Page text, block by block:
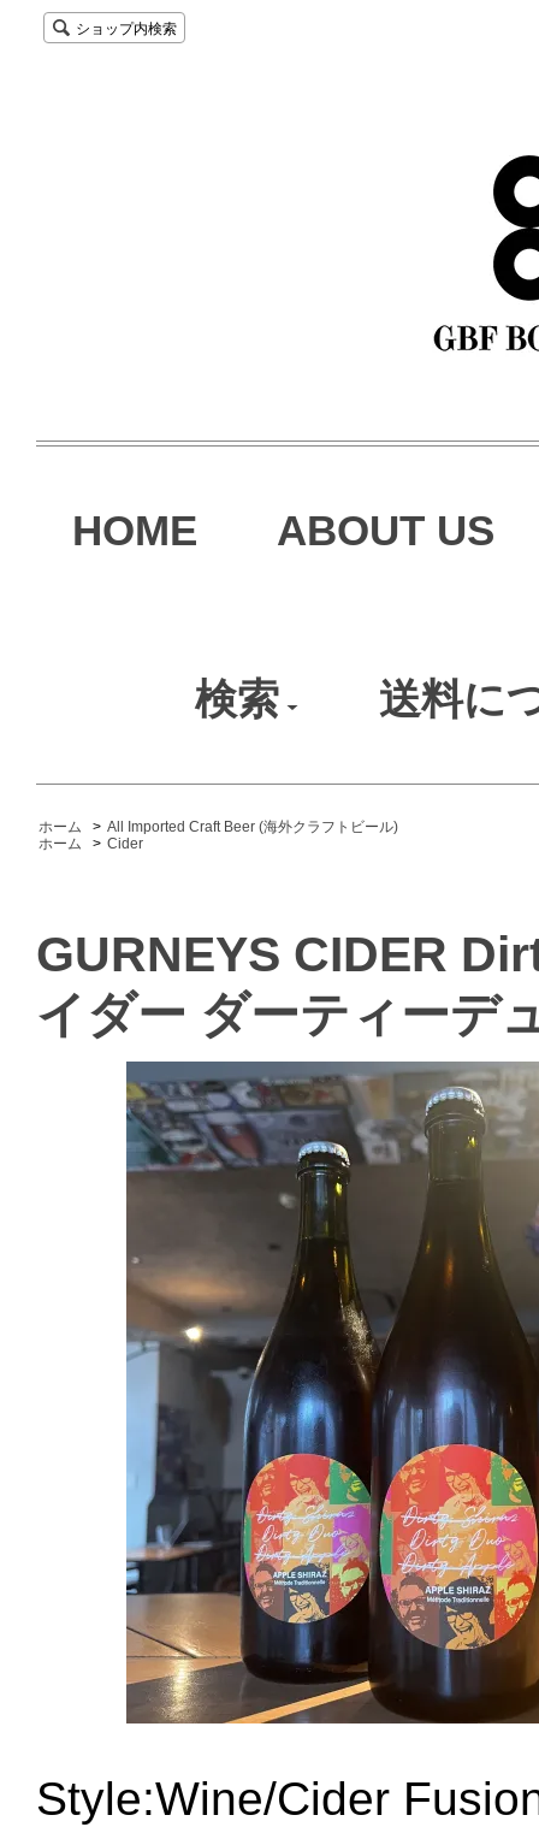
ショップ内検索
HOME ABOUT US
検索 送料に
ホーム > All Imported Craft Beer (海外クラフトビール)
ホーム
> Cider
GURNEYS CIDER
イダー ダーティーデ
Style:Wine/Cider